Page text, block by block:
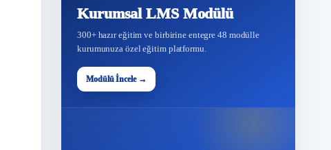
Kurumsal LMS Modülü
300+ hazır eğitim ve birbirine entegre 48 modülle
kurumunuza özel eğitim platformu.
Modülü İncele →
48
Modül